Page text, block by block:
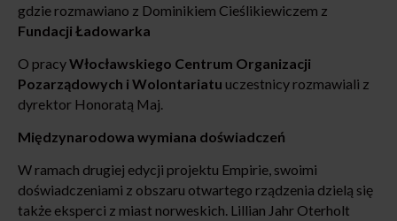
gdzie rozmawiano z Dominikiem Cieślikiewiczem z
Fundacji Ładowarka
O pracyWłocławskiego Centrum Organizacji
Pozarządowych i Wolontariatu uczestnicy rozmawiali z
dyrektor Honoratą Maj.
Międzynarodowa wymiana doświadczeń
W ramach drugiej edycji projektu Empirie, swoimi
doświadczeniami z obszaru otwartego rządzenia dzielą się
także eksperci z miast norweskich. Lillian Jahr Oterholt